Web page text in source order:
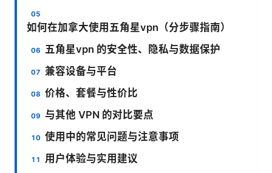
如何在加拿大使用五角星vpn（分步骤指南）
五角星vpn 的安全性、隐私与数据保护
兼容设备与平台
价格、套餐与性价比
与其他 VPN 的对比要点
使用中的常见问题与注意事项
用户体验与实用建议